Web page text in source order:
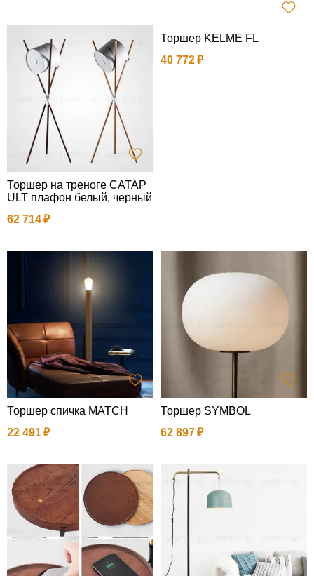
Торшер на треноге CATAP
ULT плафон белый, черный
62 714
Торшер KELME FL
40 772
Торшер спичка MATCH
22 491
Торшер SYMBOL
62 897